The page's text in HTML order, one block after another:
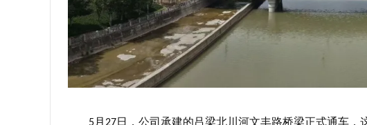
月
日，公司承建的吕梁北川河文丰路桥梁正式通车